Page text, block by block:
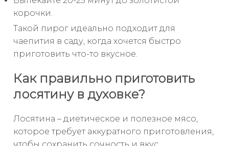
корочки.
Такой пирог идеально подходит для
чаепития в саду, когда хочется быстро
приготовить что-то вкусное.
Как правильно приготовить
лосятину в духовке?
Лосятина – диетическое и полезное мясо,
которое требует аккуратного приготовления,